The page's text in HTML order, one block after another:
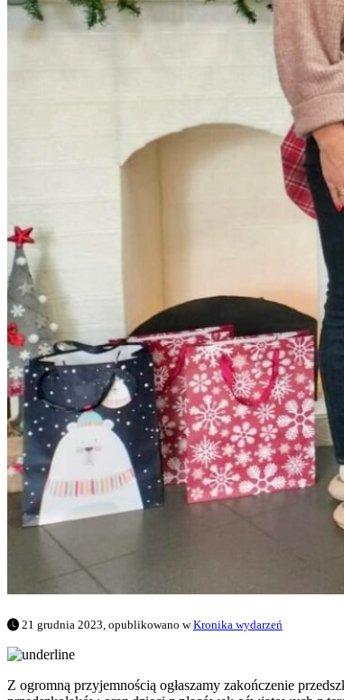
21 grudnia 2023, opublikowano wKronika wydarzeń
Z ogromną przyjemnością ogłaszamy zakończenie